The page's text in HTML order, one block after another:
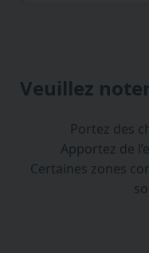
Veuillez
Portez des
Apportez de
Certaines zones